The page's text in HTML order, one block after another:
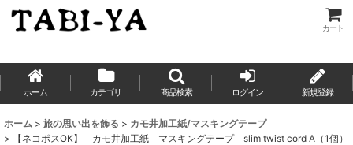
カート
ホーム カテゴリ 商品検索 ログイン 新規登録
ホーム > 旅の思い出を飾る > カモ井加工紙/マスキングテープ
>
【ネコポスOK】 カモ井加工紙 マスキングテープ slim twist cord A（1個）